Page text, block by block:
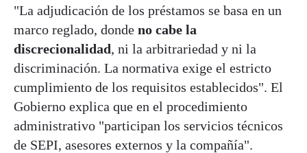
"La adjudicación de los préstamos se basa en un
marco reglado, donde no cabe la
discrecionalidad, ni la arbitrariedad y ni la
discriminación. La normativa exige el estricto
cumplimiento de los requisitos establecidos". El
Gobierno explica que en el procedimiento
administrativo "participan los servicios técnicos
de SEPI, asesores externos y la compañía".